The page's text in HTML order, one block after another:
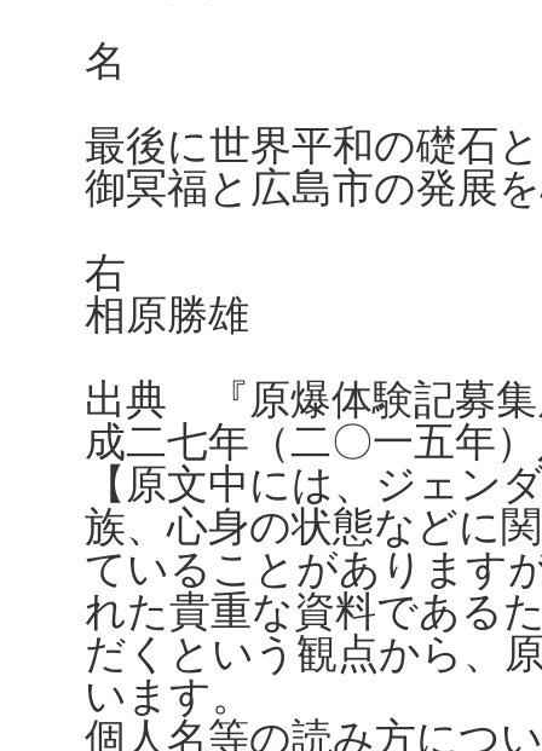
名
最後に世界平和の礎石
御冥福と広島市の発展
右
相原勝雄
出典 『原爆体験記募
成二七年（二〇一五年
【原文中には、ジェン
族、心身の状態などに
ていることがあります
れた貴重な資料である
だくという観点から、
います。
個人名等の読み方につ